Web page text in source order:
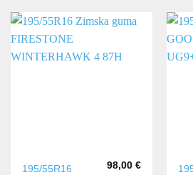
195/55R16 98,00 €